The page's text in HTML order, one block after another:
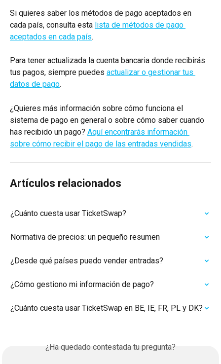
Si quieres saber los métodos de pago aceptados en
cada país, consulta esta lista de métodos de pago
aceptados en cada país.
Para tener actualizada la cuenta bancaria donde recibirás
tus pagos, siempre puedes actualizar o gestionar tus
datos de pago.
¿Quieres más información sobre cómo funciona el
sistema de pago en general o sobre cómo saber cuando
has recibido un pago? Aquí encontrarás información
sobre cómo recibir el pago de las entradas vendidas.
Artículos relacionados
¿Cuánto cuesta usar TicketSwap?
Normativa de precios: un pequeño resumen
¿Desde qué países puedo vender entradas?
¿Cómo gestiono mi información de pago?
¿Cuánto cuesta usar TicketSwap en BE, IE, FR, PL y DK?
¿Ha quedado contestada tu pregunta?